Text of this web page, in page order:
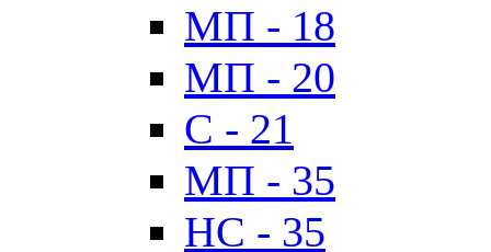
МП - 18
МП - 20
C - 21
МП - 35
HC - 35